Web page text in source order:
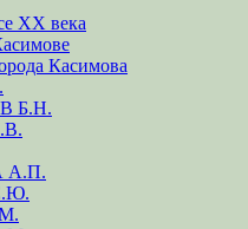
XX века
Касимова
Б.Н.
А.П.